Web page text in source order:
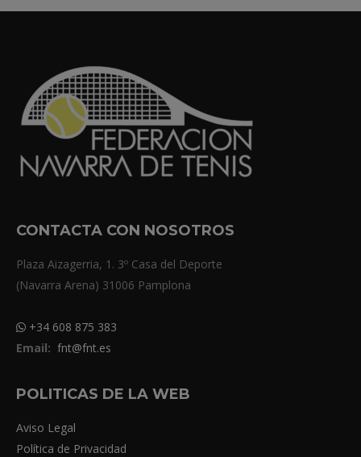
CONTACTA CON NOSOTROS
Plaza Aizagerria, 1. 3º Casa del Deporte
(Navarra Arena) 31006 Pamplona
+34 608 875 383
Email: fnt@fnt.es
POLITICAS DE LA WEB
Aviso Legal
Política de Privacidad